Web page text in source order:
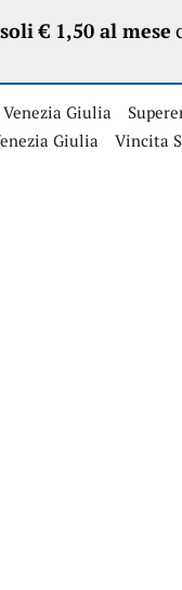
soli € 1,50 al mese
Giulia
Giulia
Vincita